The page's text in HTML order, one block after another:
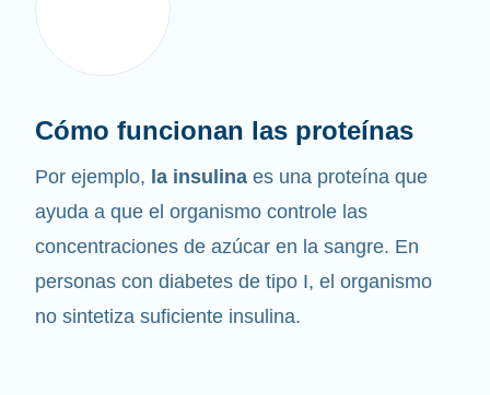
Cómo funcionan las proteínas
Por ejemplo, la insulina es una proteína que
ayuda a que el organismo controle las
concentraciones de azúcar en la sangre. En
personas con diabetes de tipo I, el organismo
no sintetiza suficiente insulina.